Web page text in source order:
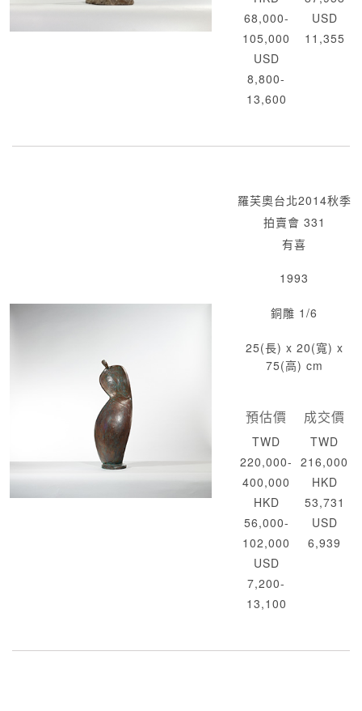
68,000-
105,000
USD
8,800-
13,600
USD
11,355
羅芙奧台北2014秋季
拍賣會 331
有喜
1993
銅雕 1/6
25(長) x 20(寬) x
75(高) cm
預估價
TWD
220,000-
400,000
HKD
56,000-
102,000
USD
7,200-
13,100
成交價
TWD
216,000
HKD
53,731
USD
6,939